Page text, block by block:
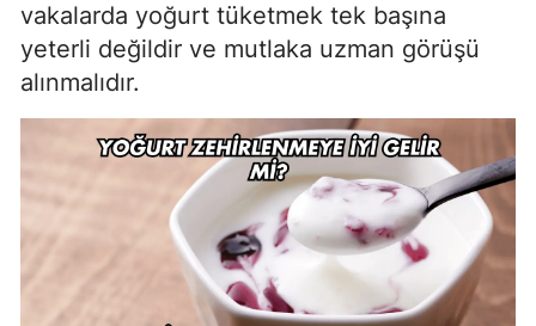
vakalarda yoğurt tüketmek tek başına
yeterli değildir ve mutlaka uzman görüşü
alınmalıdır.